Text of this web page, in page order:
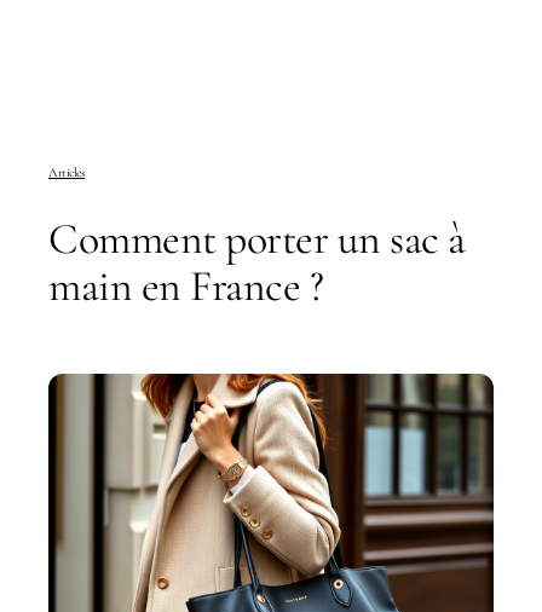
Articles
Comment porter un sac à
main en France ?